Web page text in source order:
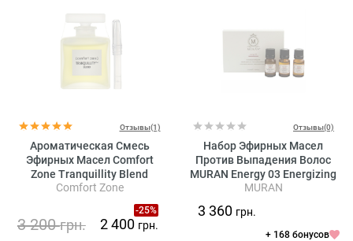
Отзывы(1)
Ароматическая Смесь
Эфирных Масел Comfort
Zone Tranquillity Blend
Comfort Zone
-25%
3 200грн. 2 400 грн.
Отзывы(0)
Набор Эфирных Масел
Против Выпадения Волос
MURAN Energy 03 Energizing
Essential Oils
MURAN
3 360 грн.
+ 168 бонусов